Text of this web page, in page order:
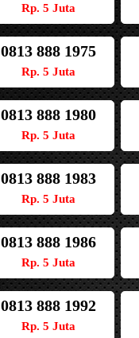
Rp. 5 Juta
0813 888 1975
Rp. 5 Juta
0813 888 1980
Rp. 5 Juta
0813 888 1983
Rp. 5 Juta
0813 888 1986
Rp. 5 Juta
0813 888 1992
Rp. 5 Juta